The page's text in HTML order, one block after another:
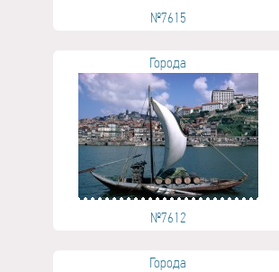
№7615
Города
№7612
Города